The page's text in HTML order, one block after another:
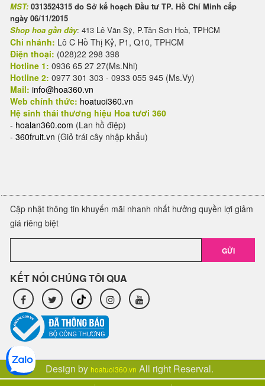
MST: 0313524315 do Sở kế hoạch Đầu tư TP. Hồ Chí Minh cấp
ngày 06/11/2015
Shop hoa gần đây: 413 Lê Văn Sỹ, P.Tân Sơn Hoà, TPHCM
Chi nhánh: Lô C Hồ Thị Kỷ, P1, Q10, TPHCM
Điện thoại: (028)22 298 398
Hotline 1: 0936 65 27 27(Ms.Nhi)
Hotline 2: 0977 301 303 - 0933 055 945 (Ms.Vy)
Mail: info@hoa360.vn
Web chính thức: hoatuoi360.vn
Hệ sinh thái thương hiệu Hoa tươi 360
- hoalan360.com (Lan hồ điệp)
- 360fruit.vn (Giỏ trái cây nhập khẩu)
Cập nhật thông tin khuyến mãi nhanh nhất hưởng quyền lợi giảm
giá riêng biệt
GỬI
KẾT NỐI CHÚNG TÔI QUA
Design by hoatuoi360.vn All right Reserval.